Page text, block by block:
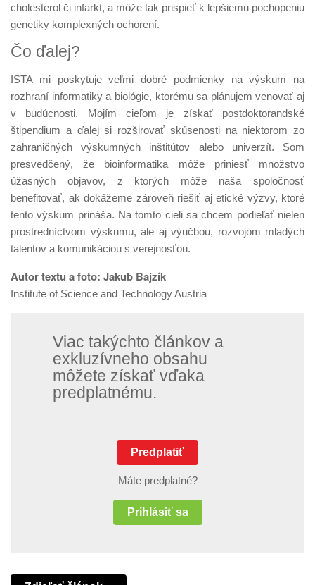
cholesterol či infarkt, a môže tak prispieť k lepšiemu pochopeniu
genetiky komplexných ochorení.
Čo ďalej?
ISTA mi poskytuje veľmi dobré podmienky na výskum na
rozhraní informatiky a biológie, ktorému sa plánujem venovať aj
v budúcnosti. Mojím cieľom je získať postdoktorandské
štipendium a ďalej si rozširovať skúsenosti na niektorom zo
zahraničných výskumných inštitútov alebo univerzít. Som
presvedčený, že bioinformatika môže priniesť množstvo
úžasných objavov, z ktorých môže naša spoločnosť
benefitovať, ak dokážeme zároveň riešiť aj etické výzvy, ktoré
tento výskum prináša. Na tomto cieli sa chcem podieľať nielen
prostredníctvom výskumu, ale aj výučbou, rozvojom mladých
talentov a komunikáciou s verejnosťou.
Autor textu a foto: Jakub Bajzík
Institute of Science and Technology Austria
Viac takýchto článkov a
exkluzívneho obsahu
môžete získať vďaka
predplatnému.
Predplatiť
Máte predplatné?
Prihlásiť sa